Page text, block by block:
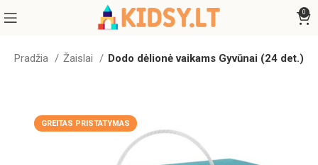
0
Pradžia Žaislai Dodo dėlionė vaikams Gyvūnai (24 det.)
GREITAS PRISTATYMAS